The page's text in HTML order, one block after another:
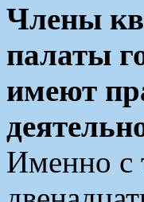
Члены
палаты
имеют
Именно с